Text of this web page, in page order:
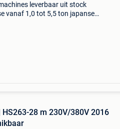
leverbaar uit stock
vanaf 1,0 tot 5,5 ton japanse
HS263-28 m 230V/380V 2016